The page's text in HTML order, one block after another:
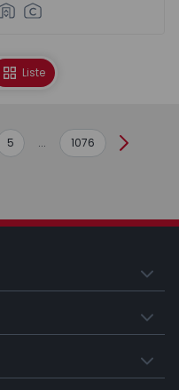
Liste
5 ... 1076 Suivant